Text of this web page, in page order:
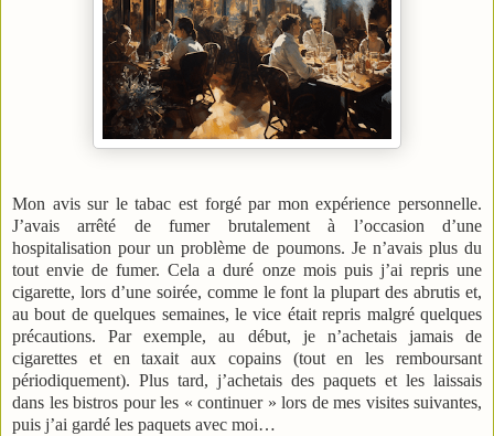
Mon avis sur le tabac est forgé par mon expérience personnelle.
J’avais arrêté de fumer brutalement à l’occasion d’une
hospitalisation pour un problème de poumons. Je n’avais plus du
tout envie de fumer. Cela a duré onze mois puis j’ai repris une
cigarette, lors d’une soirée, comme le font la plupart des abrutis et,
au bout de quelques semaines, le vice était repris malgré quelques
précautions. Par exemple, au début, je n’achetais jamais de
cigarettes et en taxait aux copains (tout en les remboursant
périodiquement). Plus tard, j’achetais des paquets et les laissais
dans les bistros pour les « continuer » lors de mes visites suivantes,
puis j’ai gardé les paquets avec moi…